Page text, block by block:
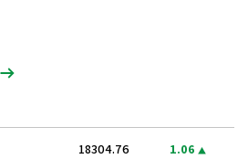
18304.76 1.06